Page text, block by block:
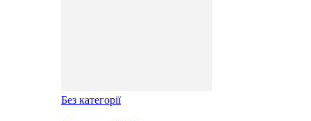
Без категорії